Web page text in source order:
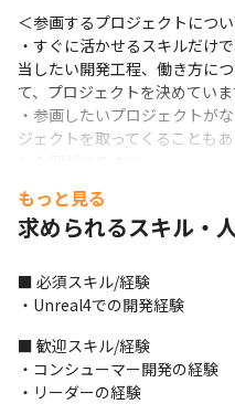
＜参画するプロジェクトにつ
・すぐに活かせるスキルだけ
当したい開発工程、働き方に
て、プロジェクトを決めてい
・参画したいプロジェクトが
ジェクトを取ってくることも
ならサービス終了までと、希
能です
＜開発体制について＞
・プロジェクトや、希望する
して20～30人規模のチームで
・希望するプロジェクトによ
と、1人目の参画の場合があり
・開発メンバーとのタスクや
もっと見る
求められるスキル・
■ 必須スキル/経験
・Unreal4での開発経験
■ 歓迎スキル/経験
・コンシューマー開発の経験
・リーダーの経験